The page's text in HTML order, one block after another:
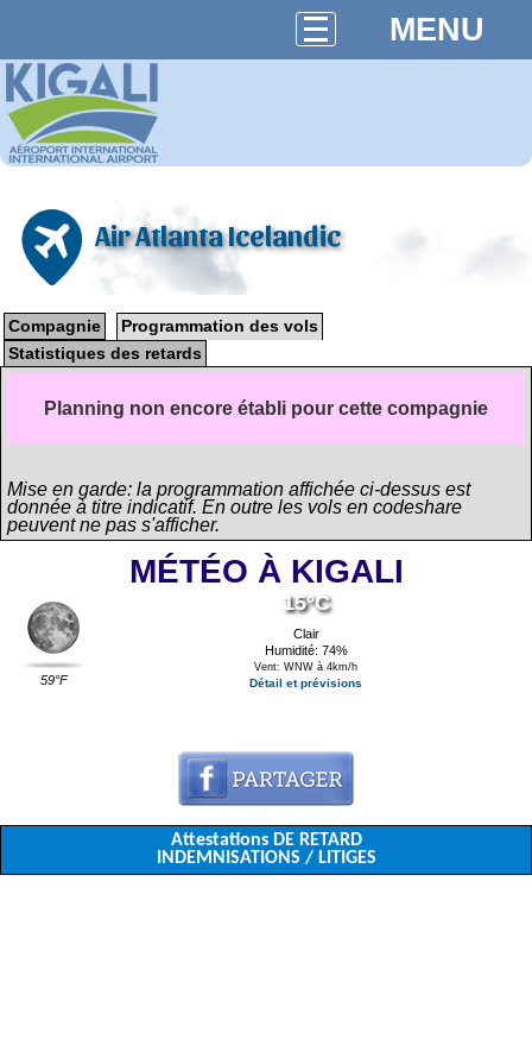
MENU
Air Atlanta Icelandic
Compagnie
Programmation des vols
Statistiques des retards
Planning non encore établi pour cette compagnie
Mise en garde: la programmation affichée ci-dessus est
donnée à titre indicatif. En outre les vols en codeshare
peuvent ne pas s'afficher.
MÉTÉO À KIGALI
59°F
15°C
Clair
Humidité: 74%
Vent: WNW à 4km/h
Détail et prévisions
Attestations DE RETARD
INDEMNISATIONS / LITIGES